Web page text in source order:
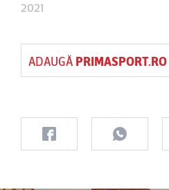
2021
ADAUGĂ PRIMASPORT.RO